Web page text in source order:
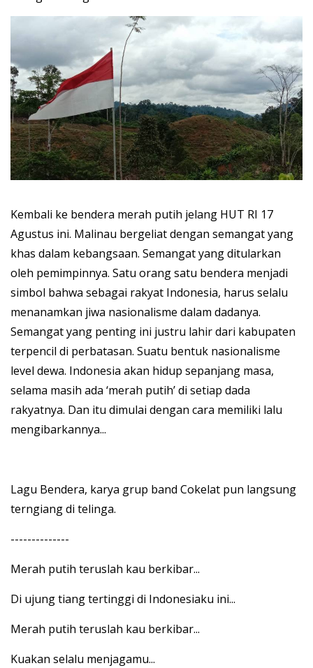
Kembali ke bendera merah putih jelang HUT RI 17
Agustus ini. Malinau bergeliat dengan semangat yang
khas dalam kebangsaan. Semangat yang ditularkan
oleh pemimpinnya. Satu orang satu bendera menjadi
simbol bahwa sebagai rakyat Indonesia, harus selalu
menanamkan jiwa nasionalisme dalam dadanya.
Semangat yang penting ini justru lahir dari kabupaten
terpencil di perbatasan. Suatu bentuk nasionalisme
level dewa. Indonesia akan hidup sepanjang masa,
selama masih ada ‘merah putih’ di setiap dada
rakyatnya. Dan itu dimulai dengan cara memiliki lalu
mengibarkannya...
Lagu Bendera, karya grup band Cokelat pun langsung
terngiang di telinga.
--------------
Merah putih teruslah kau berkibar...
Di ujung tiang tertinggi di Indonesiaku ini...
Merah putih teruslah kau berkibar...
Kuakan selalu menjagamu...